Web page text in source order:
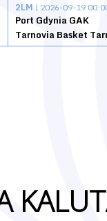
2LM | 2026-09-19
Port Gdynia GAK